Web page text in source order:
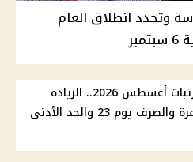
وتحدد انطلاق العام
موعد صرف مرتبات أغسطس 2026.. الزيادة
الجديدة مستمرة والصرف يوم 23 والحد الأدنى